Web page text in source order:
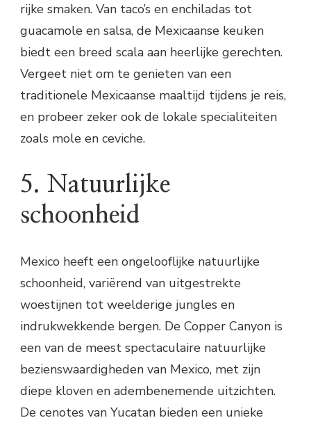
rijke smaken. Van taco’s en enchiladas tot
guacamole en salsa, de Mexicaanse keuken
biedt een breed scala aan heerlijke gerechten.
Vergeet niet om te genieten van een
traditionele Mexicaanse maaltijd tijdens je reis,
en probeer zeker ook de lokale specialiteiten
zoals mole en ceviche.
5. Natuurlijke
schoonheid
Mexico heeft een ongelooflijke natuurlijke
schoonheid, variërend van uitgestrekte
woestijnen tot weelderige jungles en
indrukwekkende bergen. De Copper Canyon is
een van de meest spectaculaire natuurlijke
bezienswaardigheden van Mexico, met zijn
diepe kloven en adembenemende uitzichten.
De cenotes van Yucatan bieden een unieke